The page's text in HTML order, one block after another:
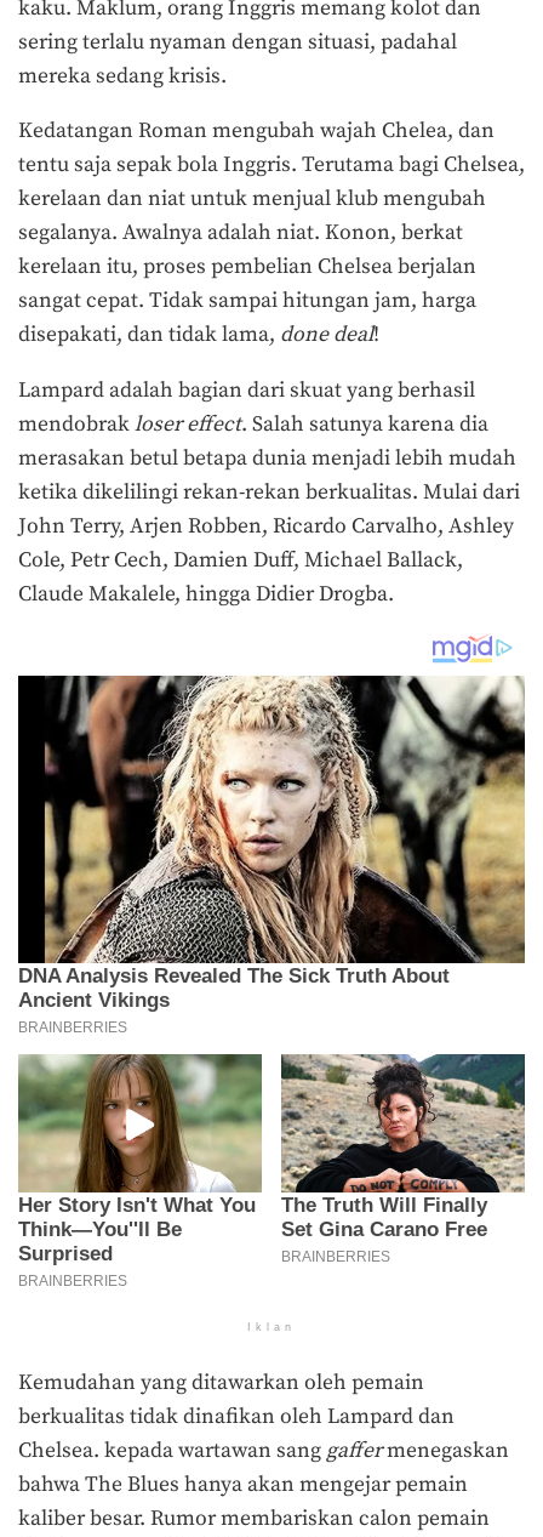
kaku. Maklum, orang Inggris memang kolot dan
sering terlalu nyaman dengan situasi, padahal
mereka sedang krisis.
Kedatangan Roman mengubah wajah Chelea, dan
tentu saja sepak bola Inggris. Terutama bagi Chelsea,
kerelaan dan niat untuk menjual klub mengubah
segalanya. Awalnya adalah niat. Konon, berkat
kerelaan itu, proses pembelian Chelsea berjalan
sangat cepat. Tidak sampai hitungan jam, harga
disepakati, dan tidak lama, done deal!
Lampard adalah bagian dari skuat yang berhasil
mendobrakloser effect. Salah satunya karena dia
merasakan betul betapa dunia menjadi lebih mudah
ketika dikelilingi rekan-rekan berkualitas. Mulai dari
John Terry, Arjen Robben, Ricardo Carvalho, Ashley
Cole, Petr Cech, Damien Duff, Michael Ballack,
Claude Makalele, hingga Didier Drogba.
Iklan
Kemudahan yang ditawarkan oleh pemain
berkualitas tidak dinafikan oleh Lampard dan
Chelsea. kepada wartawan sang gaffermenegaskan
bahwa The Blues hanya akan mengejar pemain
kaliber besar. Rumor membariskan calon pemain